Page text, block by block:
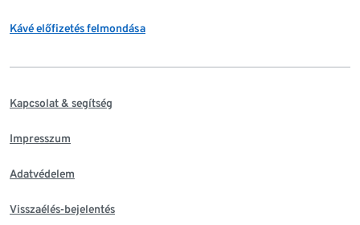
Kávé előfizetés felmondása
Kapcsolat & segítség
Impresszum
Adatvédelem
Visszaélés-bejelentés